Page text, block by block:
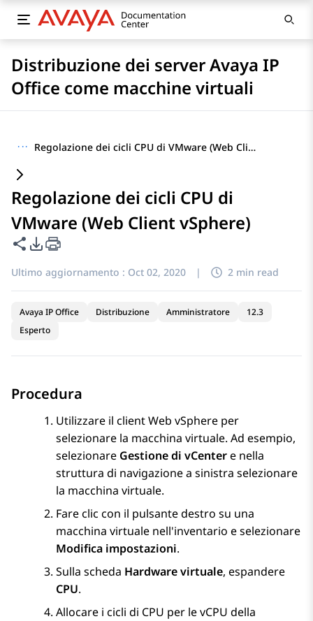
Distribuzione dei server Avaya IP
Office come macchine virtuali
··· Regolazione dei cicli CPU di VMware (Web Client vSphere)
Regolazione dei cicli CPU di
VMware (Web Client vSphere)
Condividi questa pagina
Opzioni di esportazione PDF
Ultimo aggiornamento : Oct 02, 2020 | 2 min read
Avaya IP Office Distribuzione Amministratore
12.3
Esperto
Procedura
Utilizzare il client Web vSphere per
selezionare la macchina virtuale. Ad esempio,
selezionare Gestione di vCentere nella
struttura di navigazione a sinistra selezionare
la macchina virtuale.
Fare clic con il pulsante destro su una
macchina virtuale nell'inventario e selezionare
Modifica impostazioni.
Sulla scheda Hardware virtuale, espandere
CPU.
Allocare i cicli di CPU per le vCPU della